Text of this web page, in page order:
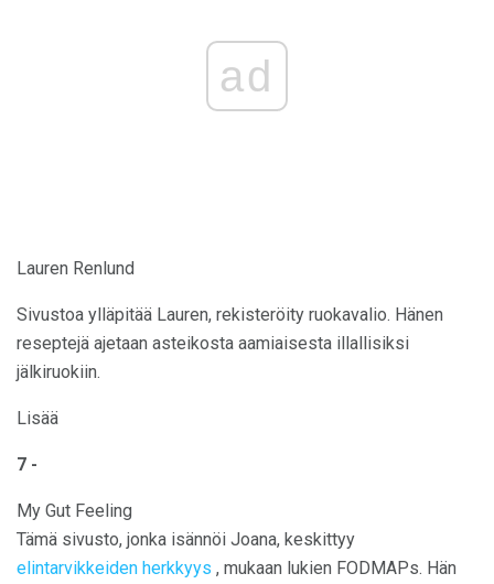
ad
Lauren Renlund
Sivustoa ylläpitää Lauren, rekisteröity ruokavalio. Hänen
reseptejä ajetaan asteikosta aamiaisesta illallisiksi
jälkiruokiin.
Lisää
7 -
My Gut Feeling
Tämä sivusto, jonka isännöi Joana, keskittyy
elintarvikkeiden herkkyys , mukaan lukien FODMAPs. Hän